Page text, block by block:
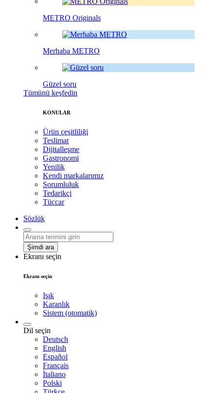
METRO Originals
Merhaba METRO
Güzel soru
Tümünü keşfedin
KONULAR
Ürün çeşitliliği
Teslimat
Dijitalleşme
Gastronomi
Yenilik
Kendi markalarımız
Sorumluluk
Tedarikçi
Tüccar
Sözlük
Şimdi ara
Ekranı seçin
Ekranı seçin
Işık
Karanlık
Sistem (otomatik)
Dil seçin
Deutsch
English
Español
Français
İtaliano
Polski